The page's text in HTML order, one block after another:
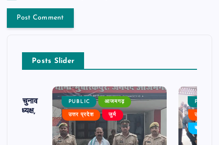
Posts Slider
का चुनाव
बने अध्यक्ष,
PUBLIC आजमगढ़
उत्तर प्रदेश जुर्म
PUBLIC
उत्तर
बड़ी खबर